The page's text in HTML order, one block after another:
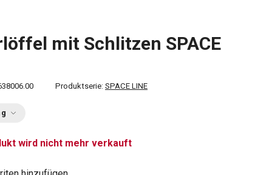
mit Schlitzen SPACE
Produktserie: SPACE LINE
wird nicht mehr verkauft